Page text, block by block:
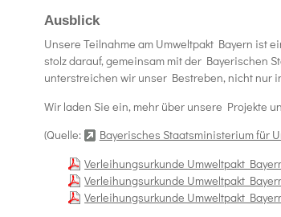
Ausblick
Unsere Teilnahme am Umweltpakt Bayern ist
stolz darauf, gemeinsam mit der Bayerischen
unterstreichen wir unser Bestreben, nicht nur
Wir laden Sie ein, mehr über unsere Projekte
(Quelle:
Bayerisches Staatsministerium für
Verleihungsurkunde Umweltpakt
Verleihungsurkunde Umweltpakt
Verleihungsurkunde Umweltpakt